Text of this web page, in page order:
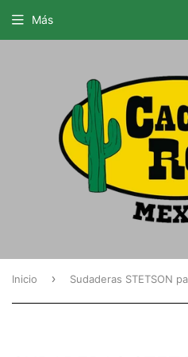
Más
Inicio › Sudaderas STETSON